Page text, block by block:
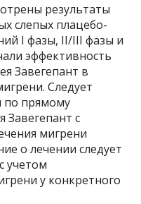
результаты
слепых плацебо-
I фазы, II/III фазы и
эффективность
Завегепант в
Следует
по прямому
Завегепант с
мигрени
о лечении следует
учетом
у конкретного